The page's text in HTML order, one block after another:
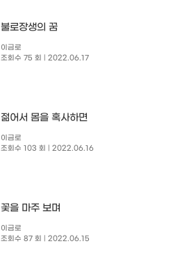
불로장생의 꿈
이금로
조회수 75 회
| 2022.06.17
젊어서 몸을 혹사하면
이금로
조회수 103 회
| 2022.06.16
꽃을 마주 보며
이금로
조회수 87 회
| 2022.06.15